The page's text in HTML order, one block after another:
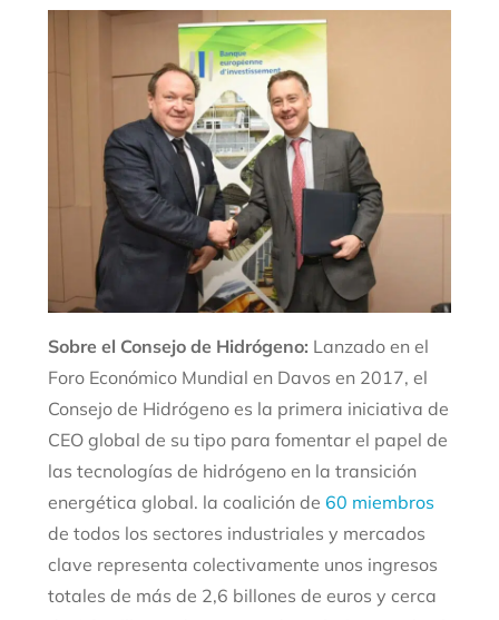
Sobre el Consejo de Hidrógeno: Lanzado en el
Foro Económico Mundial en Davos en 2017, el
Consejo de Hidrógeno es la primera iniciativa de
CEO global de su tipo para fomentar el papel de
las tecnologías de hidrógeno en la transición
energética global. la coalición de 60 miembros
de todos los sectores industriales y mercados
clave representa colectivamente unos ingresos
totales de más de 2,6 billones de euros y cerca